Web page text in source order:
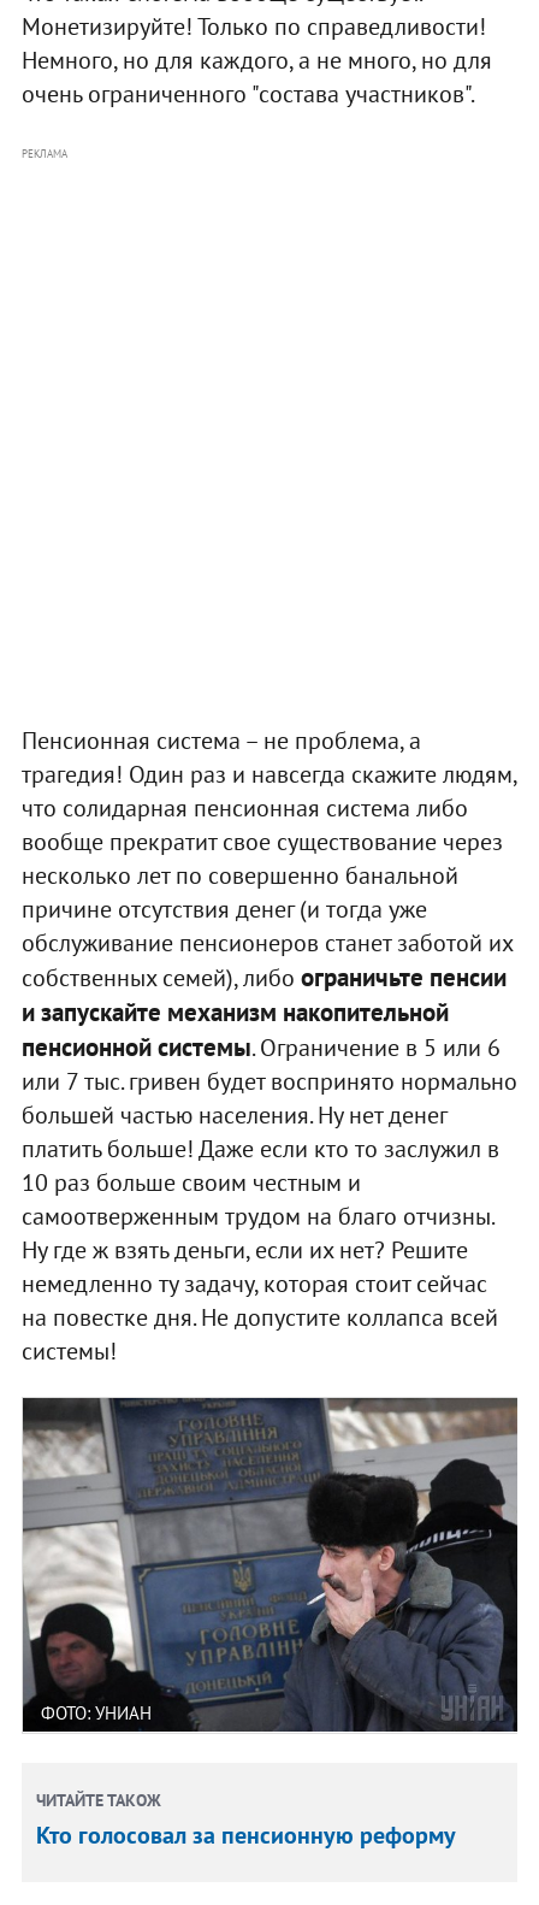
Монетизируйте! Только по справедливости!
Немного, но для каждого, а не много, но для
очень ограниченного "состава участников".
РЕКЛАМА
Пенсионная система – не проблема, а
трагедия! Один раз и навсегда скажите людям,
что солидарная пенсионная система либо
вообще прекратит свое существование через
несколько лет по совершенно банальной
причине отсутствия денег (и тогда уже
обслуживание пенсионеров станет заботой их
собственных семей), либо ограничьте пенсии
и запускайте механизм накопительной
пенсионной системы. Ограничение в 5 или 6
или 7 тыс. гривен будет воспринято нормально
большей частью населения. Ну нет денег
платить больше! Даже если кто то заслужил в
10 раз больше своим честным и
самоотверженным трудом на благо отчизны.
Ну где ж взять деньги, если их нет? Решите
немедленно ту задачу, которая стоит сейчас
на повестке дня. Не допустите коллапса всей
системы!
ФОТО: УНИАН
ЧИТАЙТЕ ТАКОЖ
Кто голосовал за пенсионную реформу